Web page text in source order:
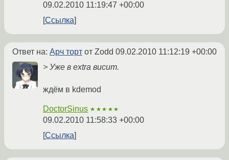
09.02.2010 11:19:47 +00:00
Ссылка
Ответ на: Арч торт от Zodd 09.02.2010 11:12:19 +00:00
> Уже в extra висит.
ждём в kdemod
DoctorSinus ★★★★★
09.02.2010 11:58:33 +00:00
Ссылка